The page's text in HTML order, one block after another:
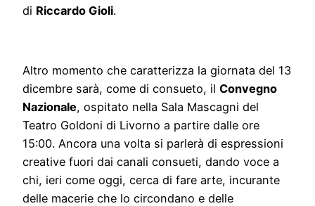
di Riccardo Gioli.
Altro momento che caratterizza la giornata del 13
dicembre sarà, come di consueto, il Convegno
Nazionale, ospitato nella Sala Mascagni del
Teatro Goldoni di Livorno a partire dalle ore
15:00. Ancora una volta si parlerà di espressioni
creative fuori dai canali consueti, dando voce a
chi, ieri come oggi, cerca di fare arte, incurante
delle macerie che lo circondano e delle